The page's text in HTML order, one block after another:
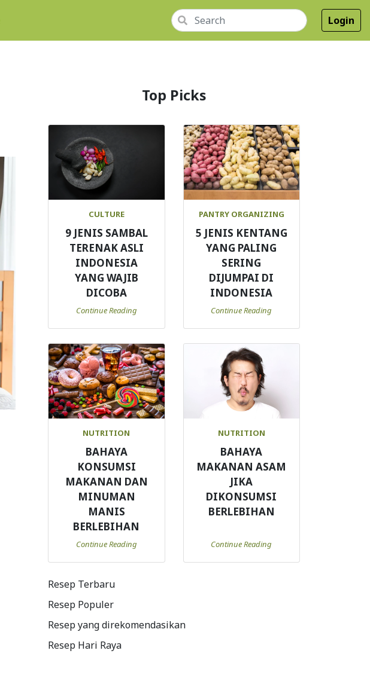
Login
Top Picks
CULTURE
9 JENIS SAMBAL
TERENAK ASLI
INDONESIA
YANG WAJIB
DICOBA
Continue Reading
PANTRY ORGANIZING
5 JENIS KENTANG
YANG PALING
SERING
DIJUMPAI DI
INDONESIA
Continue Reading
NUTRITION
BAHAYA
KONSUMSI
MAKANAN DAN
MINUMAN
MANIS
BERLEBIHAN
Continue Reading
NUTRITION
BAHAYA
MAKANAN ASAM
JIKA
DIKONSUMSI
BERLEBIHAN
Continue Reading
Resep Terbaru
Resep Populer
Resep yang direkomendasikan
Resep Hari Raya